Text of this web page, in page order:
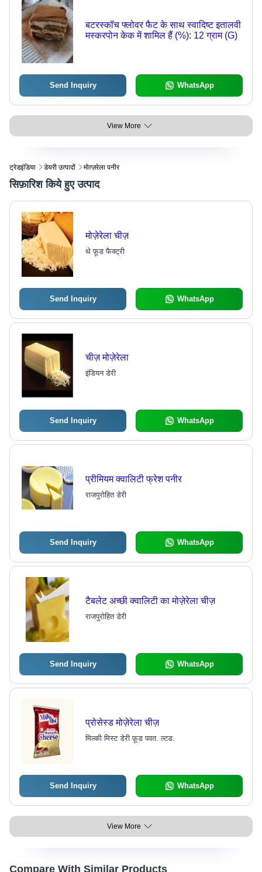
बटरस्कॉच फ्लोवर फैट के साथ स्वादिष्ट इतालवी
मस्करपोन केक में शामिल हैं (%): 12 ग्राम (G)
Send Inquiry WhatsApp
View More
ट्रेडइंडिया डेयरी उत्पादों मोत्ज़रेला पनीर
सिफ़ारिश किये हुए उत्पाद
मोज़ेरेला चीज़
थे फ़ूड फैक्ट्री
Send Inquiry WhatsApp
चीज़ मोज़ेरेला
इंडियन डेरी
Send Inquiry WhatsApp
प्रीमियम क्वालिटी फ्रेश पनीर
राजपुरोहित डेरी
Send Inquiry WhatsApp
टैबलेट अच्छी क्वालिटी का मोज़ेरेला चीज़
राजपुरोहित डेरी
Send Inquiry WhatsApp
प्रोसेस्ड मोज़ेरेला चीज़
मिल्की मिस्ट डेरी फ़ूड पवत. ल्टड.
Send Inquiry WhatsApp
View More
Compare With Similar Products